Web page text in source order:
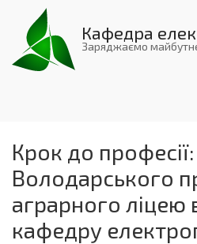
Перейти
основного
вмісту
Кафедра
Заряджаємо
Крок до професії:
Володарського
аграрного ліцею
кафедру